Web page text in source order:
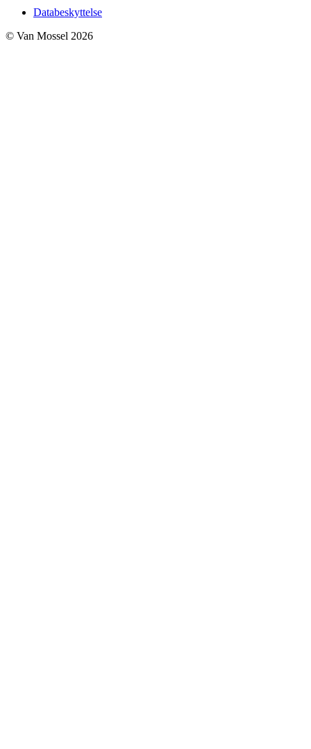
Databeskyttelse
© Van Mossel 2026